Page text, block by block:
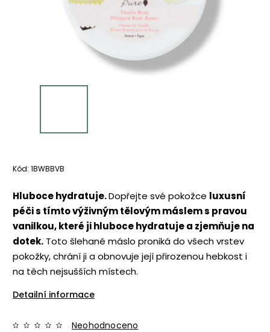
Kód: 1BWBBVB
Hluboce hydratuje.Dopřejte své pokožce luxusní
péči s tímto výživným tělovým máslem s pravou
vanilkou, které ji hluboce hydratuje a zjemňuje na
dotek. Toto šlehané máslo proniká do všech vrstev
pokožky, chrání ji a obnovuje její přirozenou hebkost i
na těch nejsušších místech.
Detailní informace
Neohodnoceno